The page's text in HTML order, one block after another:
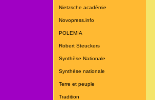
Nietzsche académie
Novopress.info
POLEMIA
Robert Steuckers
Synthèse Nationale
Synthèse nationale
Terre et peuple
Tradition